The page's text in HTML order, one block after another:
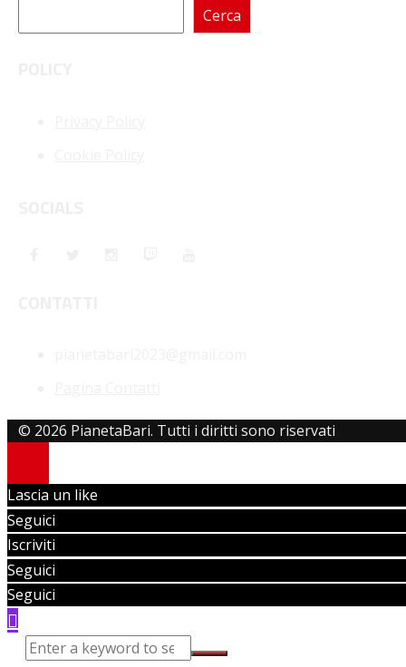
Cerca
© 2026 PianetaBari. Tutti i diritti sono riservati
Lascia un like
Seguici
Iscriviti
Seguici
Seguici